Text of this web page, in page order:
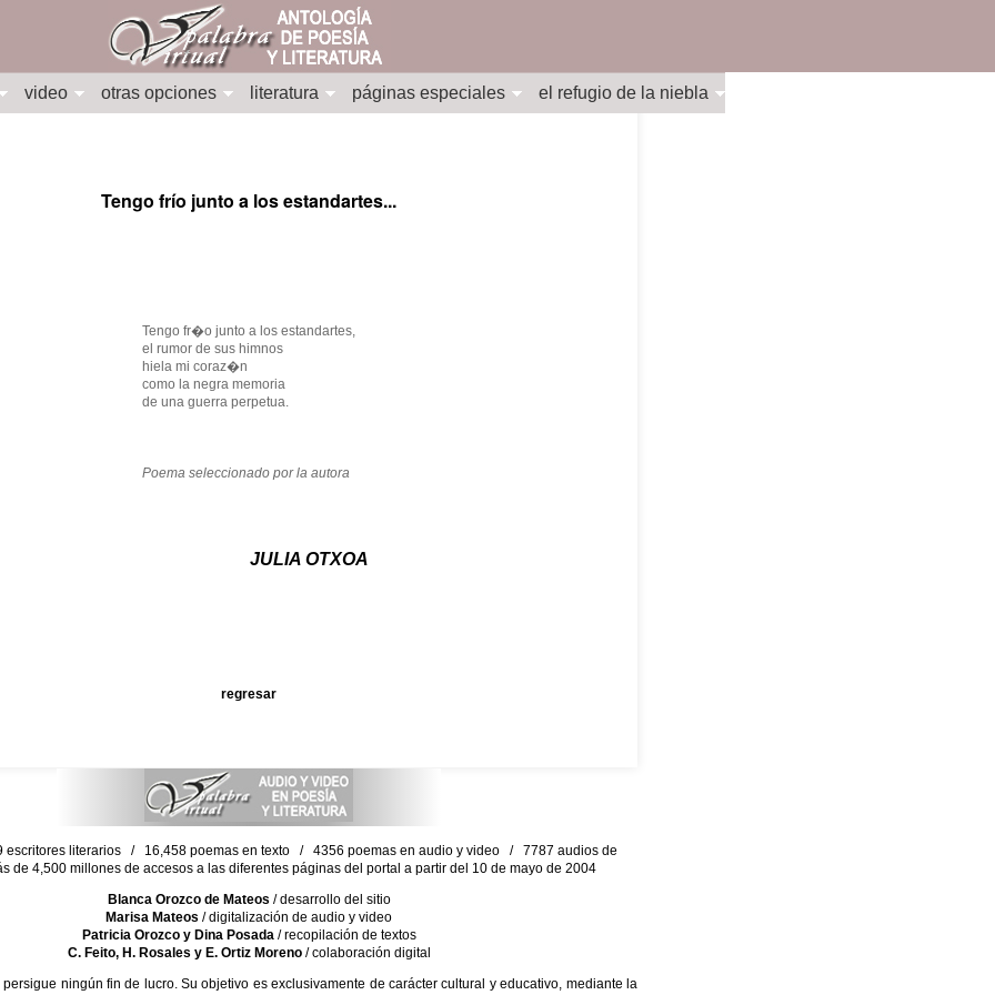
video otras opciones literatura páginas especiales el refugio de la niebla
Tengo frío junto a los estandartes...
Tengo fr�o junto a los estandartes,
el rumor de sus himnos
hiela mi coraz�n
como la negra memoria
de una guerra perpetua.
Poema seleccionado por la autora
JULIA OTXOA
regresar
literarios / 16,458 poemas en texto / 4356 poemas en audio y video / 7787 audios de
de 4,500 millones de accesos a las diferentes páginas del portal a partir del 10 de mayo de 2004
Blanca Orozco de Mateos / desarrollo del sitio
Marisa Mateos / digitalización de audio y video
Patricia Orozco y Dina Posada/ recopilación de textos
C. Feito, H. Rosales y E. Ortiz Moreno/ colaboración digital
persigue ningún fin de lucro. Su objetivo es exclusivamente de carácter cultural y educativo, mediante la